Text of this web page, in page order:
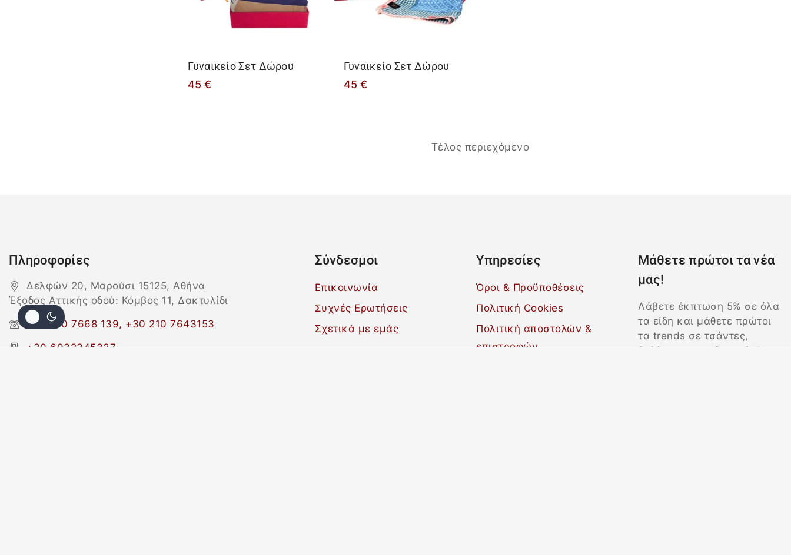
Γυναικείο Σετ Δώρου
45€
Γυναικείο Σετ Δώρου
45 €
Τέλος περιεχόμενο
Πληροφορίες
Δελφών 20, Μαρούσι 15125, Αθήνα
Έξοδος Αττικής οδού: Κόμβος 11, Δακτυλίδι
+30 210 7668 139, +30 210 7643153
+30 6932345337
Σύνδεσμοι
Επικοινωνία
Συχνές Ερωτήσεις
Σχετικά με εμάς
Υπηρεσίες
Όροι & Προϋποθέσεις
Πολιτική Cookies
Πολιτική αποστολών &
επιστροφών
Μάθετε πρώτοι τα νέα
μας!
Λάβετε έκπτωση 5% σε όλα
τα είδη και μάθετε πρώτοι
τα trends σε τσάντες,
βαλίτσες και αξεσουάρ!